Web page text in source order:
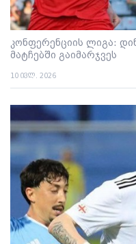
კონფერენციის ლიგა:
მატჩებში გაიმარჯვეს
10 ივლ. 2026